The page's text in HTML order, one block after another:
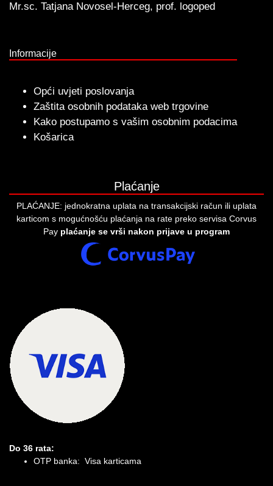
Mr.sc. Tatjana Novosel-Herceg, prof. logoped
Informacije
Opći uvjeti poslovanja
Zaštita osobnih podataka web trgovine
Kako postupamo s vašim osobnim podacima
Košarica
Plaćanje
PLAĆANJE: jednokratna uplata na transakcijski račun ili uplata
karticom s mogućnošću plaćanja na rate preko servisa Corvus
Pay plaćanje se vrši nakon prijave u program
Do 36 rata:
OTP banka: Visa karticama